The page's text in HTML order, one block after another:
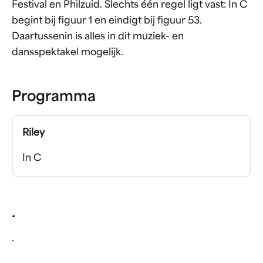
Festival en Philzuid. Slechts één regel ligt vast: In C
begint bij figuur 1 en eindigt bij figuur 53.
Daartussenin is alles in dit muziek- en
dansspektakel mogelijk.
Programma
Riley
In C
.
.